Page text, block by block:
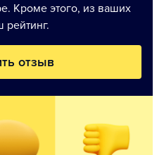
Кроме этого, из ваших
отзыв